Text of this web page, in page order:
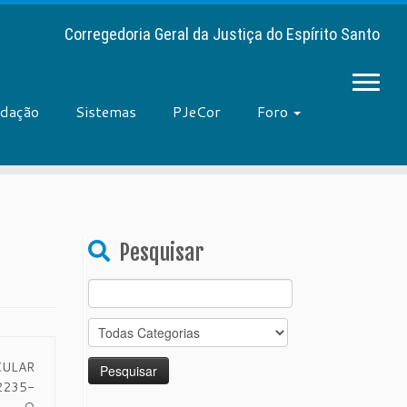
Corregedoria Geral da Justiça do Espírito Santo
Sistemas PJeCor
Foro
Pesquisar
for: